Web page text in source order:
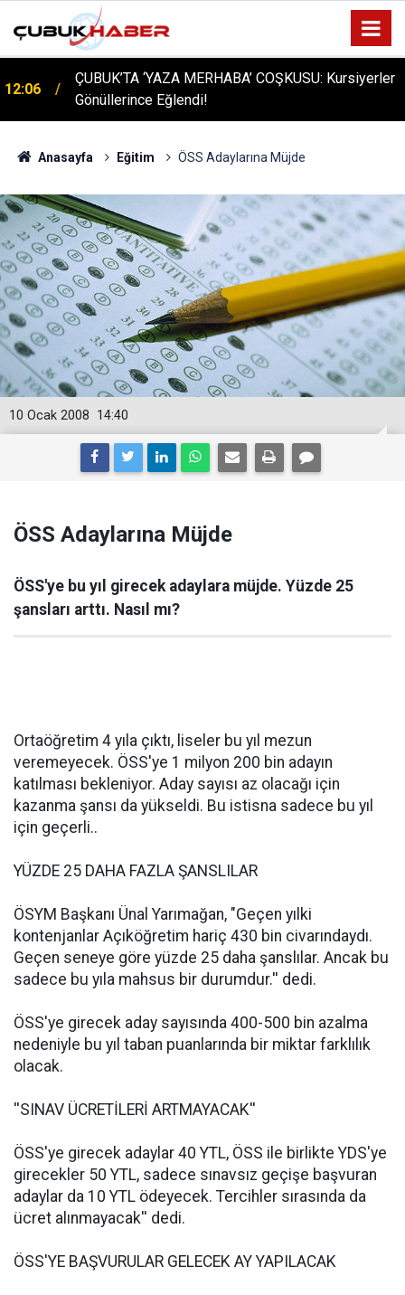
12:06
ÇUBUK’TA ‘YAZA MERHABA’ COŞKUSU: Kursiyerler
Gönüllerince Eğlendi!
Anasayfa Eğitim ÖSS Adaylarına Müjde
14:40
10 Ocak 2008
ÖSS Adaylarına Müjde
ÖSS'ye bu yıl girecek adaylara müjde. Yüzde 25
şansları arttı. Nasıl mı?
Ortaöğretim 4 yıla çıktı, liseler bu yıl mezun
veremeyecek. ÖSS'ye 1 milyon 200 bin adayın
katılması bekleniyor. Aday sayısı az olacağı için
kazanma şansı da yükseldi. Bu istisna sadece bu yıl
için geçerli..
YÜZDE 25 DAHA FAZLA ŞANSLILAR
ÖSYM Başkanı Ünal Yarımağan, "Geçen yılki
kontenjanlar Açıköğretim hariç 430 bin civarındaydı.
Geçen seneye göre yüzde 25 daha şanslılar. Ancak bu
sadece bu yıla mahsus bir durumdur.'' dedi.
ÖSS'ye girecek aday sayısında 400-500 bin azalma
nedeniyle bu yıl taban puanlarında bir miktar farklılık
olacak.
''SINAV ÜCRETİLERİ ARTMAYACAK''
ÖSS'ye girecek adaylar 40 YTL, ÖSS ile birlikte YDS'ye
girecekler 50 YTL, sadece sınavsız geçişe başvuran
adaylar da 10 YTL ödeyecek. Tercihler sırasında da
ücret alınmayacak'' dedi.
ÖSS'YE BAŞVURULAR GELECEK AY YAPILACAK